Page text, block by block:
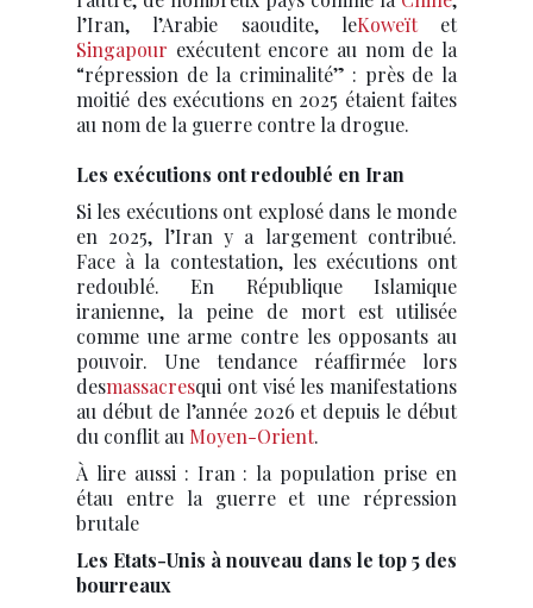
l’Iran, l’Arabie saoudite, leKoweïtet
Singapour exécutent encore au nom de la
“répression de la criminalité” : près de la
moitié des exécutions en 2025 étaient faites
au nom de la guerre contre la drogue.
Les exécutions ont redoublé en Iran
Si les exécutions ont explosé dans le monde
en 2025, l’Iran y a largement contribué.
Face à la contestation, les exécutions ont
redoublé. En République Islamique
iranienne, la peine de mort est utilisée
comme une arme contre les opposants au
pouvoir. Une tendance réaffirmée lors
desmassacresqui ont visé les manifestations
au début de l’année 2026 et depuis le début
du conflit au Moyen-Orient.
À lire aussi : Iran : la population prise en
étau entre la guerre et une répression
brutale
Les Etats-Unis à nouveau dans le top 5 des
bourreaux